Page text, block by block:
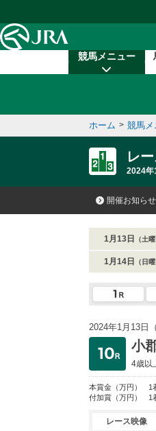
競馬メニュー
ホーム > 競馬メ
レ
2024年
開催お知らせ
1月13日 （土曜
1月14日 （日曜
2024年1月13日
小
4歳以
本賞金 （万円） 1
付加賞 （万円） 1
レース映像